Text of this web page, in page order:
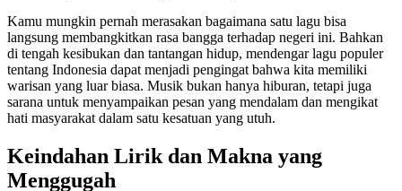
Kamu mungkin pernah merasakan bagaimana satu lagu bisa
langsung membangkitkan rasa bangga terhadap negeri ini. Bahkan
di tengah kesibukan dan tantangan hidup, mendengar lagu populer
tentang Indonesia dapat menjadi pengingat bahwa kita memiliki
warisan yang luar biasa. Musik bukan hanya hiburan, tetapi juga
sarana untuk menyampaikan pesan yang mendalam dan mengikat
hati masyarakat dalam satu kesatuan yang utuh.
Keindahan Lirik dan Makna yang
Menggugah